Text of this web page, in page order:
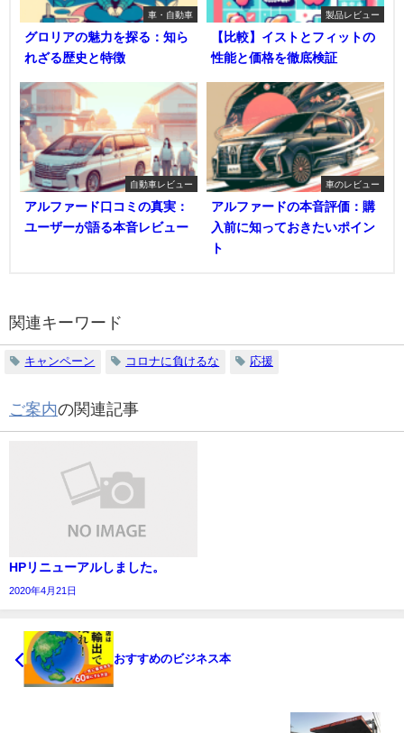
車・自動車
グロリアの魅力を探る：知ら
れざる歴史と特徴
製品レビュー
【比較】イストとフィットの
性能と価格を徹底検証
自動車レビュー
アルファード口コミの真実：
ユーザーが語る本音レビュー
車のレビュー
アルファードの本音評価：購
入前に知っておきたいポイン
ト
関連キーワード
キャンペーン コロナに負けるな 応援
ご案内の関連記事
HPリニューアルしました。
2020年4月21日
おすすめのビジネス本